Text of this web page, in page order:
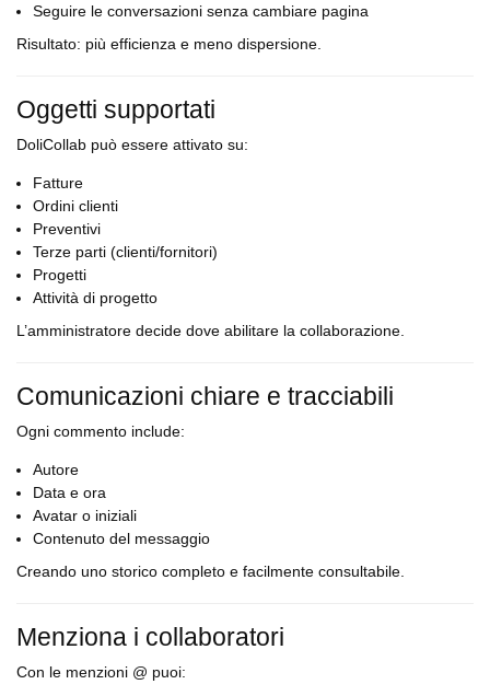
Seguire le conversazioni senza cambiare pagina
Risultato: più efficienza e meno dispersione.
Oggetti supportati
DoliCollab può essere attivato su:
Fatture
Ordini clienti
Preventivi
Terze parti (clienti/fornitori)
Progetti
Attività di progetto
L’amministratore decide dove abilitare la collaborazione.
Comunicazioni chiare e tracciabili
Ogni commento include:
Autore
Data e ora
Avatar o iniziali
Contenuto del messaggio
Creando uno storico completo e facilmente consultabile.
Menziona i collaboratori
Con le menzioni @ puoi: